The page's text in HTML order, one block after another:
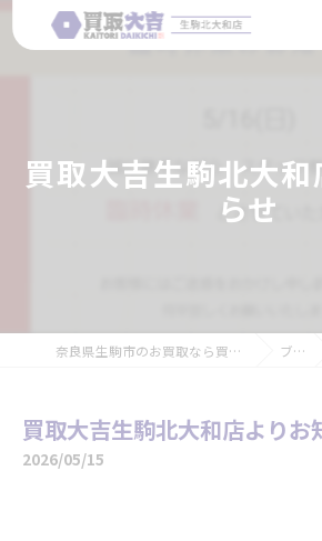
買取大吉生駒北大
らせ
奈良県生駒市のお買取なら買取大吉 生駒北大和店 ブログ
買取大吉生駒北大和店よりお
2026/05/15